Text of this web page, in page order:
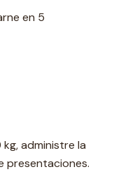
en 5
administre la
presentaciones.